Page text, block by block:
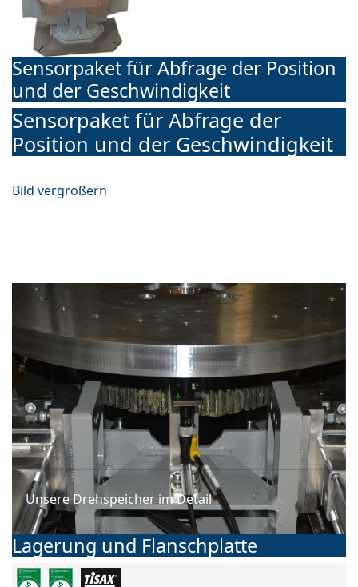
Sensorpaket für Abfrage der Position
und der Geschwindigkeit
Sensorpaket für Abfrage der
Position und der Geschwindigkeit
Bild vergrößern
Lagerung und Flanschplatte
Lagerung und Flanschplatte
Unsere Drehspeicher im Detail